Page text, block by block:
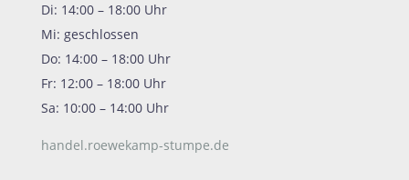
Di: 14:00 – 18:00 Uhr
Mi: geschlossen
Do: 14:00 – 18:00 Uhr
Fr: 12:00 – 18:00 Uhr
Sa: 10:00 – 14:00 Uhr
handel.roewekamp-stumpe.de